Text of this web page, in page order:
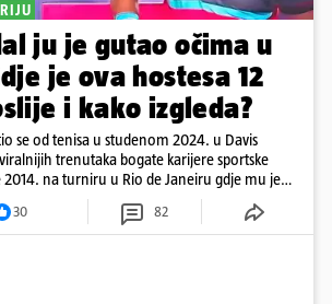
ju je gutao očima u
je ova hostesa 12
i kako izgleda?
se od tenisa u studenom 2024. u Davis
trenutaka bogate karijere sportske
2014. na turniru u Rio de Janeiru gdje mu je
iza klupe
30 82